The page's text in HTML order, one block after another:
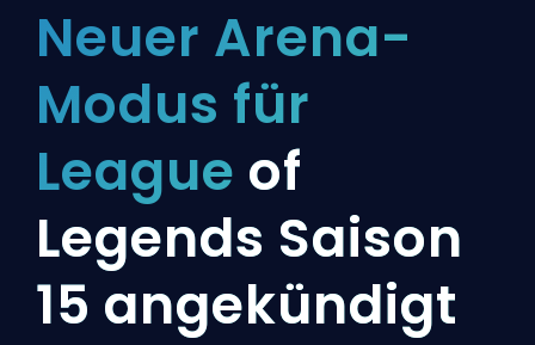
Neuer Arena-
Modus für
League of
Legends Saison
15 angekündigt